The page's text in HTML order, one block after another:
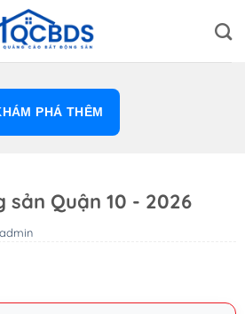
PHÁ THÊM
Quận 10 - 2026
admin